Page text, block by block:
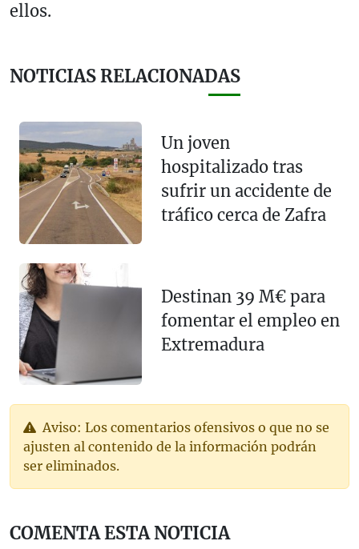
ellos.
NOTICIAS RELACIONADAS
Un joven
hospitalizado tras
sufrir un accidente de
tráfico cerca de Zafra
Destinan 39 M€ para
fomentar el empleo en
Extremadura
Aviso: Los comentarios ofensivos o que no se
ajusten al contenido de la información podrán
ser eliminados.
COMENTA ESTA NOTICIA